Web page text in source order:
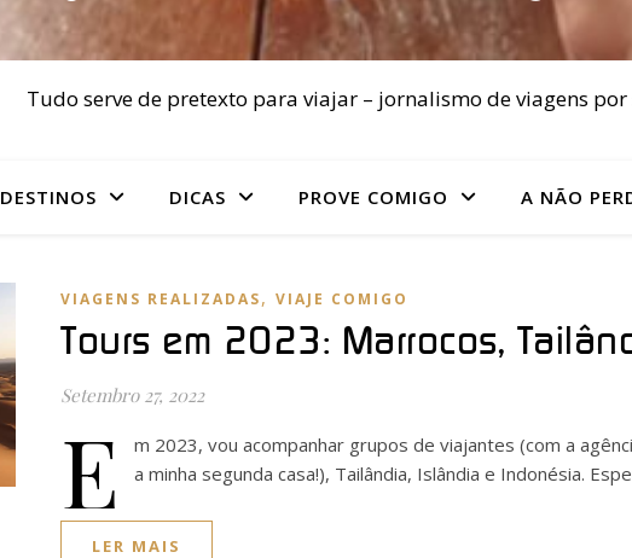
Tudo serve de pretexto para viajar – jornalismo de viagens
DESTINOS DICAS PROVE COMIGO A NÃO
VIAGENS REALIZADAS, VIAJE COMIGO
Tours em 2023: Marrocos,
Setembro 27, 2022
E
m 2023, vou acompanhar grupos de viajantes (com a
a minha segunda casa!), Tailândia, Islândia e Indonésia.
LER MAIS